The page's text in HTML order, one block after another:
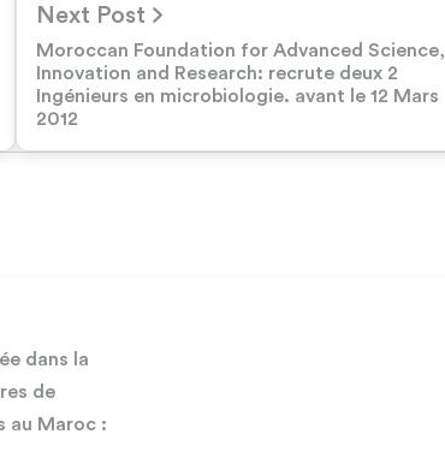
Next Post
Moroccan Foundation for Advanced Science,
Innovation and Research: recrute deux 2
Ingénieurs en microbiologie. avant le 12 Mars
2012
dans la
de
au Maroc :